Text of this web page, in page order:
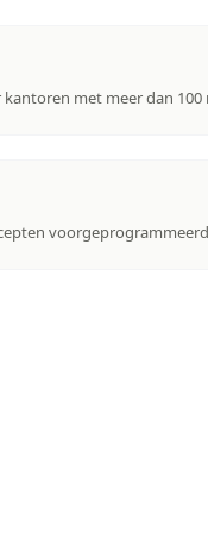
met meer dan 100